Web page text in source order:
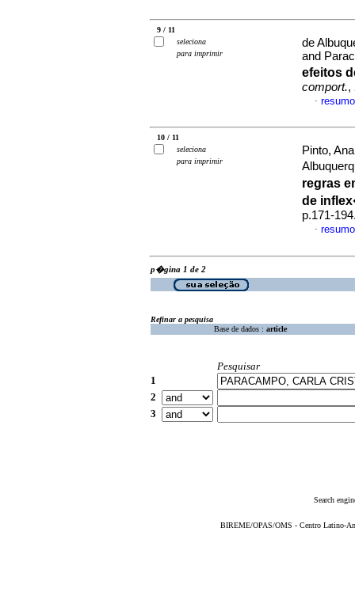
9 / 11
seleciona
para imprimir
de
and
efeitos
comport.,
·
10 / 11
seleciona
para imprimir
Pinto,
regras
de
p.171-
·
p�gina 1 de 2
Refinar a pesquisa
Base de dados : article
Pesquisar
1
2
3
Search
BIREME/OPAS/OMS - Centro Latino-